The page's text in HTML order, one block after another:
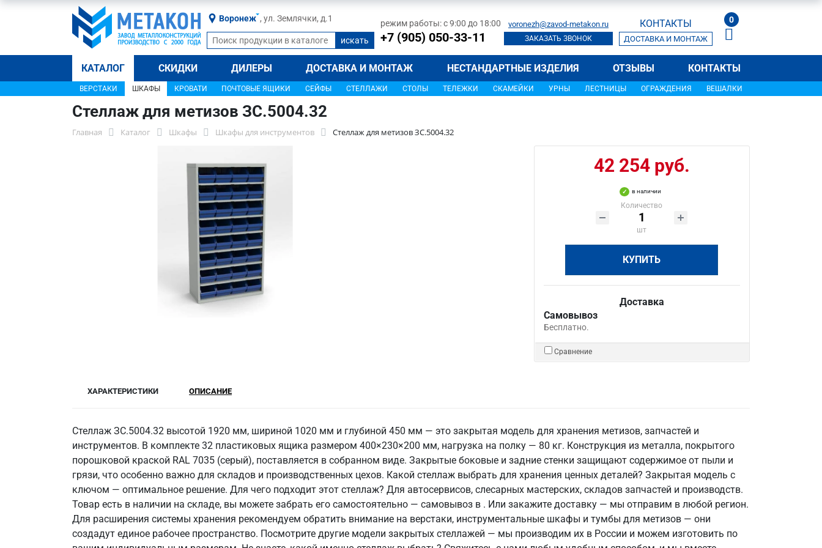
Воронеж , ул. Землячки, д.1 режим работы: с 9:00 до 18:00
+7 (905) 050-33-11
voronezh@zavod-metakon.ru
ЗАКАЗАТЬ ЗВОНОК
КОНТАКТЫ
ДОСТАВКА И МОНТАЖ
0
КАТАЛОГ СКИДКИ ДИЛЕРЫ ДОСТАВКА И МОНТАЖ НЕСТАНДАРТНЫЕ ИЗДЕЛИЯ ОТЗЫВЫ КОНТАКТЫ
ВЕРСТАКИ ШКАФЫ КРОВАТИ ПОЧТОВЫЕ ЯЩИКИ СЕЙФЫ СТЕЛЛАЖИ СТОЛЫ ТЕЛЕЖКИ СКАМЕЙКИ УРНЫ ЛЕСТНИЦЫ ОГРАЖДЕНИЯ ВЕШАЛКИ
Стеллаж для метизов ЗС.5004.32
Главная Каталог Шкафы Шкафы для инструментов Стеллаж для метизов ЗС.5004.32
42 254 руб.
в наличии
Количество
шт
КУПИТЬ
Доставка
Самовывоз
Бесплатно.
Сравнение
ХАРАКТЕРИСТИКИ ОПИСАНИЕ
Стеллаж ЗС.5004.32 высотой 1920 мм, шириной 1020 мм и глубиной 450 мм — это закрытая модель для хранения метизов, запчастей и
инструментов. В комплекте 32 пластиковых ящика размером 400×230×200 мм, нагрузка на полку — 80 кг. Конструкция из металла, покрытого
порошковой краской RAL 7035 (серый), поставляется в собранном виде. Закрытые боковые и задние стенки защищают содержимое от пыли и
грязи, что особенно важно для складов и производственных цехов. Какой стеллаж выбрать для хранения ценных деталей? Закрытая модель с
ключом — оптимальное решение. Для чего подходит этот стеллаж? Для автосервисов, слесарных мастерских, складов запчастей и производств.
Товар есть в наличии на складе, вы можете забрать его самостоятельно — самовывоз в . Или закажите доставку — мы отправим в любой регион.
Для расширения системы хранения рекомендуем обратить внимание на верстаки, инструментальные шкафы и тумбы для метизов — они
создадут единое рабочее пространство. Посмотрите другие модели закрытых стеллажей — мы производим их в России и можем изготовить по